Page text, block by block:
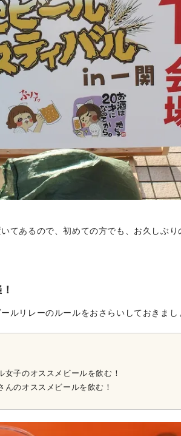
てあるので、初めての方でも、お久しぶり
ルリレーのルールをおさらいしておきまし
女子のオススメビールを飲む！
んのオススメビールを飲む！